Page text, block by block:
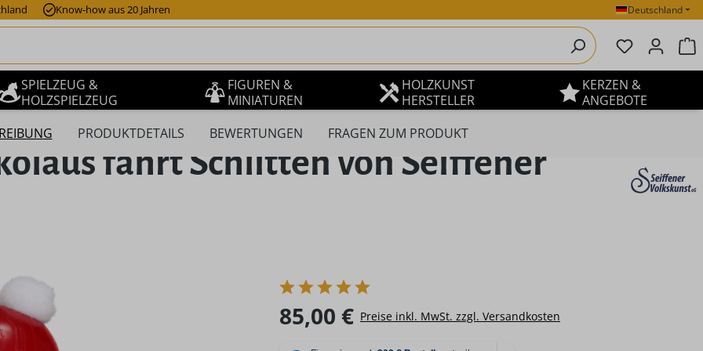
Know-how aus 20 Jahren Deutschland
Du hast 0
SPIELZEUG &
HOLZSPIELZEUG
FIGUREN &
MINIATUREN
HOLZKUNST
HERSTELLER
KERZEN &
ANGEBOTE
PRODUKTDETAILS BEWERTUNGEN FRAGEN ZUM PRODUKT
fährt Schlitten von Seiffener
Regulärer Preis:
85,00 € Preise inkl. MwSt. zzgl. Versandkosten